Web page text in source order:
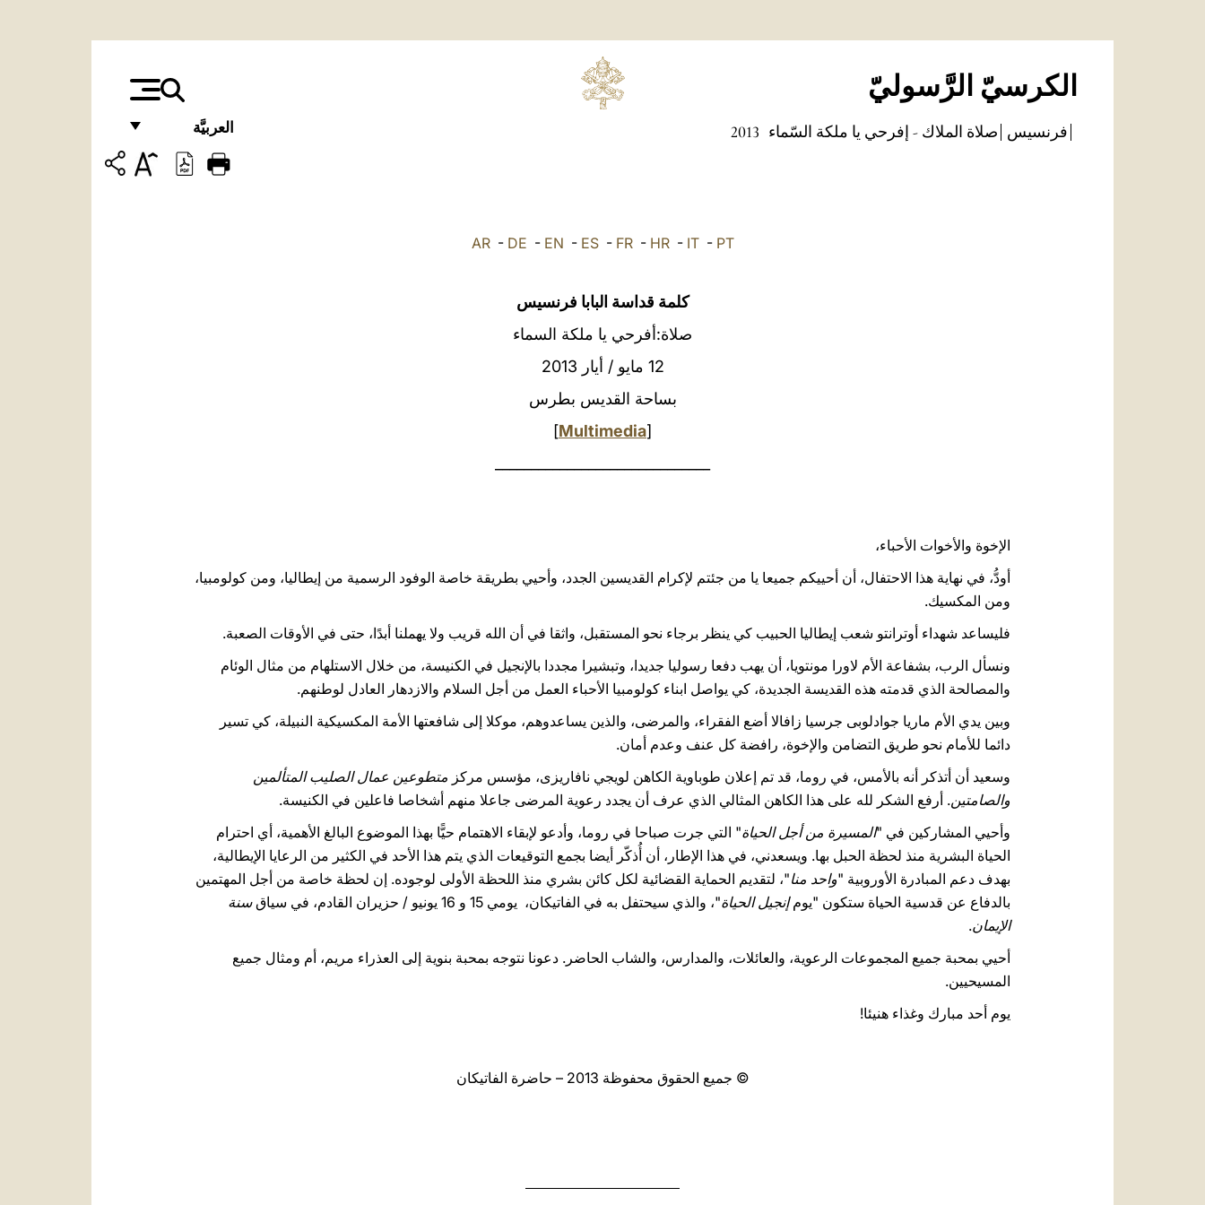
الكرسيّ الرَّسوليّ
العربيَّة
FRANÇAIS
فرنسيس صلاة الملاك - إفرحي يا ملكة السّماء 2013
AR- DE - EN - ES- FR- HR- IT- PT
كلمة قداسة البابا فرنسيس
صلاة:أفرحي يا ملكة السماء
12 مايو / أيار 2013
بساحة القديس بطرس
[
Multimedia
]
الإخوة والأخوات الأحباء،
أودُّ، في نهاية هذا الاحتفال، أن أحييكم جميعا يا من جئتم لإكرام القديسين الجدد، وأحيي بطريقة خاصة الوفود الرسمية من إيطاليا، ومن كولومبيا،
ومن المكسيك.
فليساعد شهداء أوترانتو شعب إيطاليا الحبيب كي ينظر برجاء نحو المستقبل، واثقا في أن الله قريب ولا يهملنا أبدًا، حتى في الأوقات الصعبة.
ونسأل الرب، بشفاعة الأم لاورا مونتويا، أن يهب دفعا رسوليا جديدا، وتبشيرا مجددا بالإنجيل في الكنيسة، من خلال الاستلهام من مثال الوئام
والمصالحة الذي قدمته هذه القديسة الجديدة، كي يواصل ابناء كولومبيا الأحباء العمل من أجل السلام والازدهار العادل لوطنهم.
وبين يدي الأم ماريا جوادلوبى جرسيا زافالا أضع الفقراء، والمرضى، والذين يساعدوهم، موكلا إلى شافعتها الأمة المكسيكية النبيلة، كي تسير
دائما للأمام نحو طريق التضامن والإخوة، رافضة كل عنف وعدم أمان.
وسعيد أن أتذكر أنه بالأمس، في روما، قد تم إعلان طوباوية الكاهن لويجي نافاريزى، مؤسس مركز متطوعين عمال الصليب المتألمين
والصامتين. أرفع الشكر لله على هذا الكاهن المثالي الذي عرف أن يجدد رعوية المرضى جاعلا منهم أشخاصا فاعلين في الكنيسة.
وأحيي المشاركين في "المسيرة من أجل الحياة" التي جرت صباحا في روما، وأدعو لإبقاء الاهتمام حيًّا بهذا الموضوع البالغ الأهمية، أي احترام
الحياة البشرية منذ لحظة الحبل بها. ويسعدني، في هذا الإطار، أن أُذكّر أيضا بجمع التوقيعات الذي يتم هذا الأحد في الكثير من الرعايا الإيطالية،
بهدف دعم المبادرة الأوروبية "واحد منا"، لتقديم الحماية القضائية لكل كائن بشري منذ اللحظة الأولى لوجوده. إن لحظة خاصة من أجل المهتمين
بالدفاع عن قدسية الحياة ستكون "يومإنجيل الحياة"، والذي سيحتفل به في الفاتيكان، يومي 15 و 16 يونيو / حزيران القادم، في سياق
سنة
الإيمان.
أحيي بمحبة جميع المجموعات الرعوية، والعائلات، والمدارس، والشاب الحاضر. دعونا نتوجه بمحبة بنوية إلى العذراء مريم، أم ومثال جميع
المسيحيين.
يوم أحد مبارك وغذاء هنيئا!
© جميع الحقوق محفوظة 2013 – حاضرة الفاتيكان